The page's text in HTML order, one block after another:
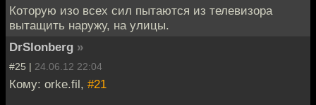
Которую изо всех сил пытаются из телевизора
вытащить наружу, на улицы.
DrSlonberg »
#25 | 24.06.12 22:04
Кому: orke.fil, #21